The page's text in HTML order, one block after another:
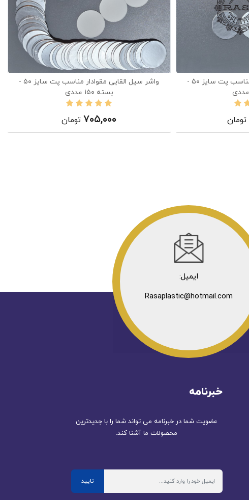
واشر سیل القایی مقوادار مناسب پت سایز ۵۰ -
بسته ۱۵۰ عددی
۷۰۵,۰۰۰ تومان
واشر سیل القایی مقوادار مناسب پت سایز ۵۰ -
تومان
ایمیل:
Rasaplastic@hotmail.com
خبرنامه
عضویت شما در خبرنامه می تواند شما را با جدیدترین
محصولات ما آشنا کند.
تایید